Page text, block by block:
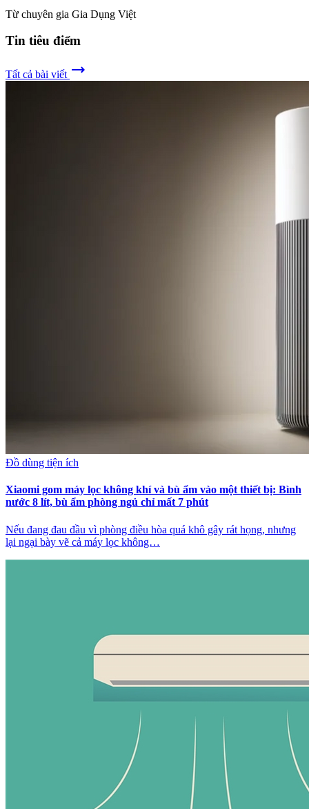
Từ chuyên gia Gia Dụng Việt
Tin tiêu điểm
Tất cả bài viết trending_flat
Đồ dùng tiện ích
Xiaomi gom máy lọc không khí và bù ẩm vào một thiết bị: Bình
nước 8 lít, bù ẩm phòng ngủ chỉ mất 7 phút
Nếu đang đau đầu vì phòng điều hòa quá khô gây rát họng, nhưng
lại ngại bày vẽ cả máy lọc không…